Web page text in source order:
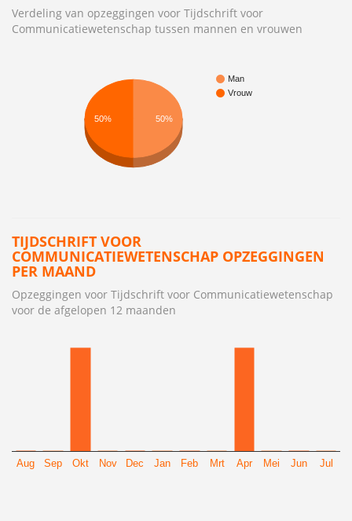
Verdeling van opzeggingen voor Tijdschrift voor
Communicatiewetenschap tussen mannen en vrouwen
Man
Vrouw
50% 50%
TIJDSCHRIFT VOOR
COMMUNICATIEWETENSCHAP OPZEGGINGEN
PER MAAND
Opzeggingen voor Tijdschrift voor Communicatiewetenschap
voor de afgelopen 12 maanden
Aug Sep Okt Nov Dec Jan Feb Mrt Apr Mei Jun Jul